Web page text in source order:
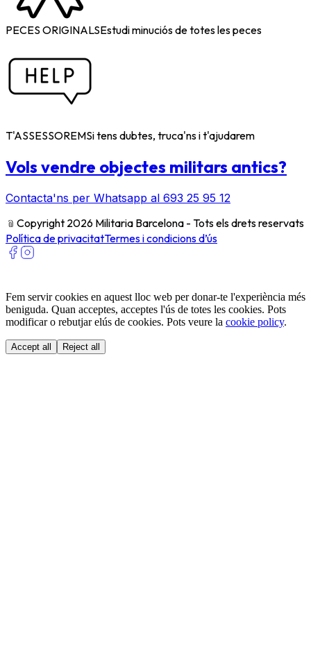
PECES ORIGINALSEstudi minuciós de totes les peces
T'ASSESSOREMSi tens dubtes, truca'ns i t'ajudarem
Vols vendre objectes militars antics?
Contacta'ns per Whatsapp al 693 25 95 12
﹫ Copyright 2026 Militaria Barcelona - Tots els drets reservats
Política de privacitatTermes i condicions d’ús
Fem servir cookies en aquest lloc web per donar-te l'experiència més
beniguda. Quan acceptes, acceptes l'ús de totes les cookies. Pots
modificar o rebutjar elús de cookies. Pots veure la cookie policy.
Accept all Reject all